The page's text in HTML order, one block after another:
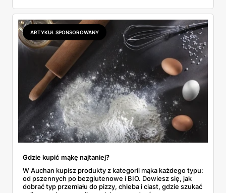
2,99 zł za kilogram, ale wyłącznie w sobotę z aplikacją. Aldi
odpowiada masłem za 2,99 zł. Werdykt w skrócie:
najwięcej wyciśniesz z Biedronki, po świeże warzywa jedź
do Aldi.
ARTYKUŁ SPONSOROWANY
Gdzie kupić mąkę najtaniej?
W Auchan kupisz produkty z kategorii mąka każdego typu:
od pszennych po bezglutenowe i BIO. Dowiesz się, jak
dobrać typ przemiału do pizzy, chleba i ciast, gdzie szukać